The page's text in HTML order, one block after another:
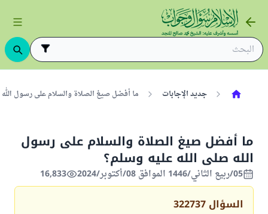
جديد الإجابات ما أفضل صيغ الصلاة والسلام على رسول الله
ما أفضل صيغ الصلاة والسلام على رسول
الله صلى الله عليه وسلم؟
05/ربيع الثاني/1446 الموافق 08/أكتوبر/2024 16,833
السؤال 322737